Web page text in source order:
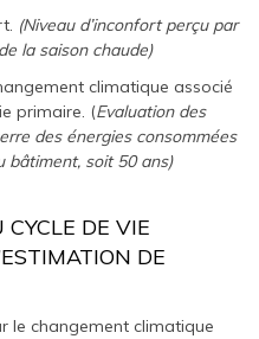
(Niveau d’inconfort perçu par
la saison chaude)
climatique associé
primaire. (Evaluation des
des énergies consommées
bâtiment, soit 50 ans)
CYCLE DE VIE
DE
le changement climatique